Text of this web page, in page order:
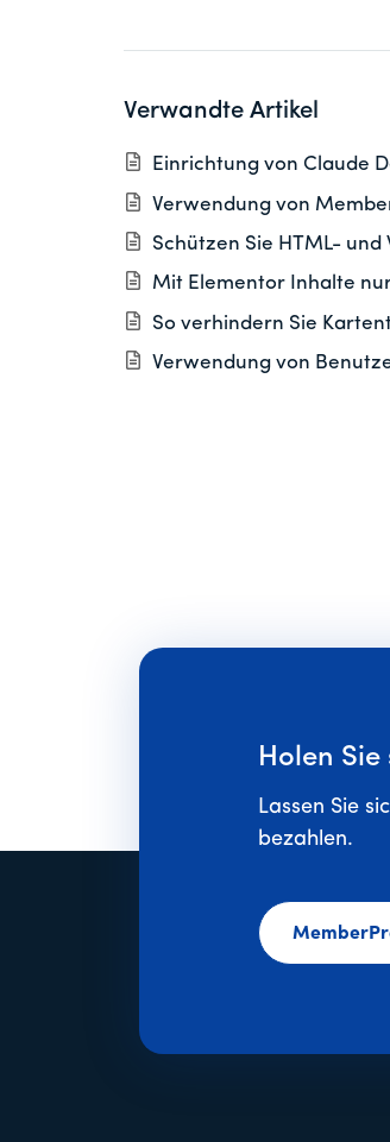
Verwandte Artikel
Einrichtung von Claude
Verwendung von
Schützen Sie HTML-
Mit Elementor Inhalte
So verhindern Sie
Verwendung von
Holen
Lassen Sie
bezahlen.